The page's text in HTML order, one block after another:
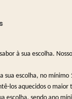
à sua escolha.
sua escolha, no
los aquecidos o maior